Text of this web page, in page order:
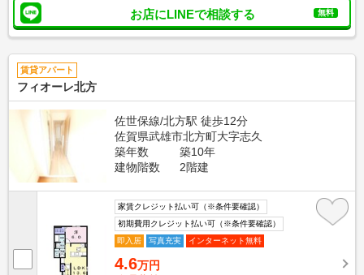
お店にLINEで相談する 無料
賃貸アパート
フィオーレ北方
佐世保線/北方駅 徒歩12分
佐賀県武雄市北方町大字志久
築年数
築10年
建物階数
2階建
家賃クレジット払い可（※条件要確認）
初期費用クレジット払い可（※条件要確認）
即入居
写真充実 インターネット無料
4.6万円